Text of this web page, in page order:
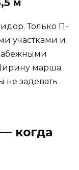
м
Только П-
участками и
марша
не задевать
когда